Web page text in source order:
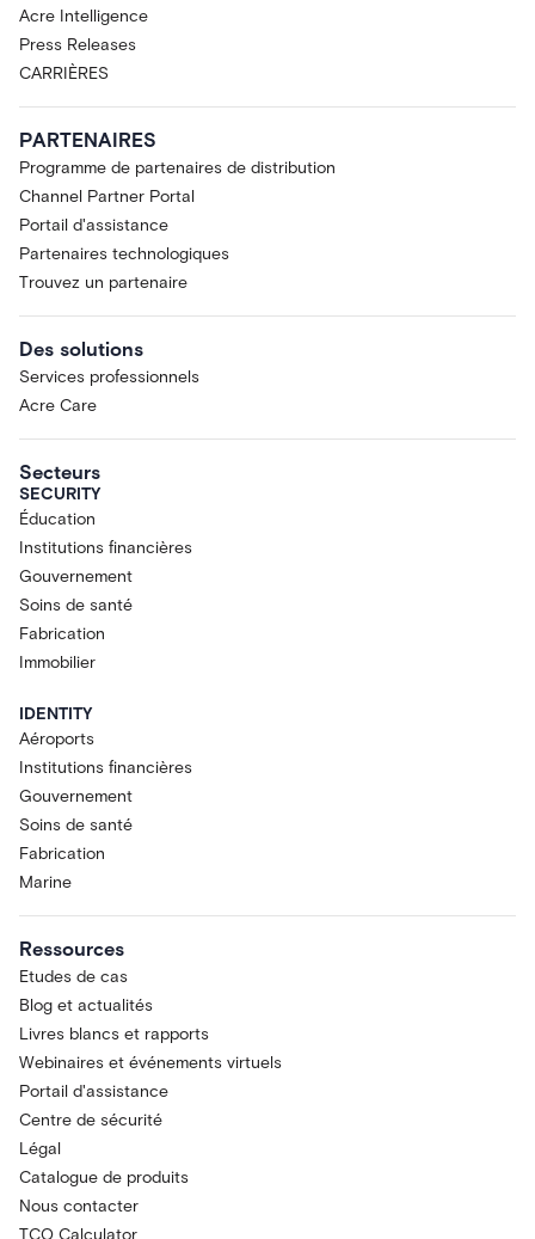
Acre Intelligence
Press Releases
CARRIÈRES
PARTENAIRES
Programme de partenaires de distribution
Channel Partner Portal
Portail d'assistance
Partenaires technologiques
Trouvez un partenaire
Des solutions
Services professionnels
Acre Care
Secteurs
SECURITY
Éducation
Institutions financières
Gouvernement
Soins de santé
Fabrication
Immobilier
IDENTITY
Aéroports
Institutions financières
Gouvernement
Soins de santé
Fabrication
Marine
Ressources
Etudes de cas
Blog et actualités
Livres blancs et rapports
Webinaires et événements virtuels
Portail d'assistance
Centre de sécurité
Légal
Catalogue de produits
Nous contacter